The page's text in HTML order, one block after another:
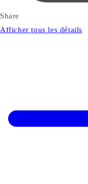
Share
Afficher tous les détails